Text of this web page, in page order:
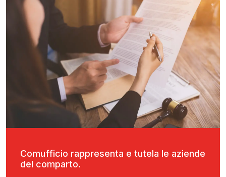
Comufficio rappresenta e tutela le aziende
del comparto.